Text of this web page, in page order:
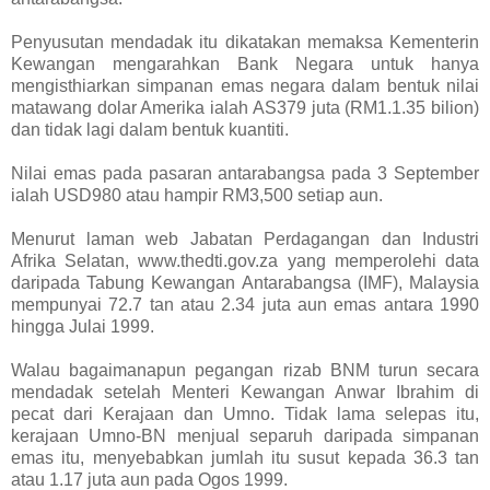
Penyusutan mendadak itu dikatakan memaksa Kementerin
Kewangan mengarahkan Bank Negara untuk hanya
mengisthiarkan simpanan emas negara dalam bentuk nilai
matawang dolar Amerika ialah AS379 juta (RM1.1.35 bilion)
dan tidak lagi dalam bentuk kuantiti.
Nilai emas pada pasaran antarabangsa pada 3 September
ialah USD980 atau hampir RM3,500 setiap aun.
Menurut laman web Jabatan Perdagangan dan Industri
Afrika Selatan, www.thedti.gov.za yang memperolehi data
daripada Tabung Kewangan Antarabangsa (IMF), Malaysia
mempunyai 72.7 tan atau 2.34 juta aun emas antara 1990
hingga Julai 1999.
Walau bagaimanapun pegangan rizab BNM turun secara
mendadak setelah Menteri Kewangan Anwar Ibrahim di
pecat dari Kerajaan dan Umno. Tidak lama selepas itu,
kerajaan Umno-BN menjual separuh daripada simpanan
emas itu, menyebabkan jumlah itu susut kepada 36.3 tan
atau 1.17 juta aun pada Ogos 1999.